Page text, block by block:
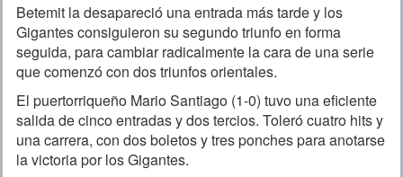
Betemit la desapareció una entrada más tarde y los
Gigantes consiguieron su segundo triunfo en forma
seguida, para cambiar radicalmente la cara de una serie
que comenzó con dos triunfos orientales.
El puertorriqueño Mario Santiago (1-0) tuvo una eficiente
salida de cinco entradas y dos tercios. Toleró cuatro hits y
una carrera, con dos boletos y tres ponches para anotarse
la victoria por los Gigantes.